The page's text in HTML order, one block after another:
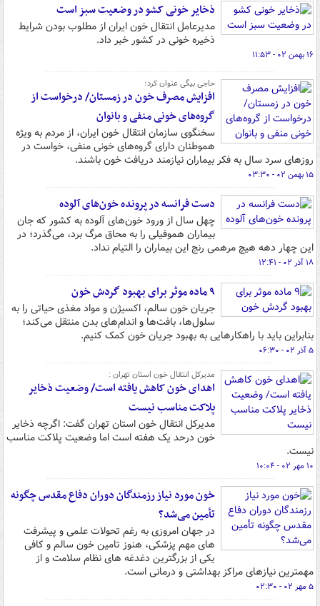
ذخایر خونی کشو در وضعیت سبز است
مدیرعامل انتقال خون ایران از مطلوب بودن شرایط
ذخیره خونی در کشور خبر داد.
۱۶ بهمن ۰۲ - ۱۱:۵۳
حاجی بیگی عنوان کرد؛
افزایش مصرف خون در زمستان/ درخواست از
گروه‌های خونی منفی و بانوان
سخنگوی سازمان انتقال خون ایران، از مردم به ویژه
هموطنان دارای گروه‌های خونی منفی، خواست در
روزهای سرد سال به فکر بیماران نیازمند دریافت خون باشند.‌
۱۵ بهمن ۰۲ - ۰۳:۳۰
دست فرانسه در پرونده خون‌های آلوده
چهل سال از ورود خون‌های آلوده به کشور که جان
بیماران هموفیلی را به محاق مرگ برد، می‌گذرد؛ در
این چهار دهه هیچ مرهمی رنج این بیماران را التیام نداد.
۱۸ آذر ۰۲ - ۱۲:۴۱
۹ ماده موثر برای بهبود گردش خون
جریان خون سالم، اکسیژن و مواد مغذی حیاتی را به
سلول‌ها، بافت‌ها و اندام‌های بدن منتقل می‌کند؛
بنابراین باید با راهکارهایی به بهبود جریان خون کمک کنیم.
۵ آذر ۰۲ - ۰۶:۳۰
مدیرکل انتقال خون استان تهران :
اهدای خون کاهش یافته است/ وضعیت ذخایر
پلاکت مناسب نیست
مدیرکل انتقال خون استان تهران گفت: اگرچه ذخایر
خون درحد یک هفته است اما وضعیت پلاکت مناسب
نیست.
۱۰ مهر ۰۲ - ۱۰:۰۴
خون مورد نیاز رزمندگان دوران دفاع مقدس چگونه
تأمین می‌شد؟
در جهان امروزی به رغم تحولات علمی و پیشرفت
های مهم پزشکی، هنوز تامین خون سالم و کافی
یکی از بزرگترین دغدغه های نظام سلامت و از
مهمترین نیازهای مراکز بهداشتی و درمانی است.
۵ مهر ۰۲ - ۰۲:۳۰